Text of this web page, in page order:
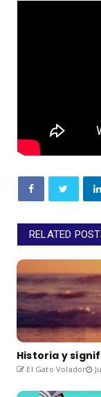
RELATED
Historia y
El Gato Volador